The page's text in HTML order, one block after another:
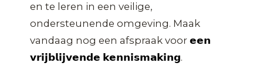
en te leren in een veilige,
ondersteunende omgeving. Maak
vandaag nog een afspraak voor 𝗲𝗲𝗻
𝘃𝗿𝗶𝗷𝗯𝗹𝗶𝗷𝘃𝗲𝗻𝗱𝗲 𝗸𝗲𝗻𝗻𝗶𝘀𝗺𝗮𝗸𝗶𝗻𝗴.